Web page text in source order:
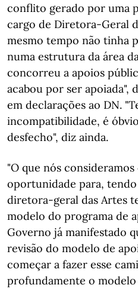
conflito gerado por uma
cargo de Diretora-Geral
mesmo tempo não tinha
numa estrutura da área
concorreu a apoios
acabou por ser apoiada",
em declarações ao DN.
incompatibilidade, é
desfecho", diz ainda.
"O que nós
oportunidade para,
diretora-geral das Artes
modelo do programa de
Governo já manifestado
revisão do modelo de
começar a fazer esse
profundamente o